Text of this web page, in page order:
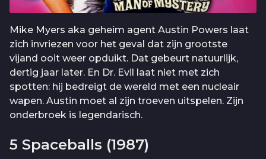
Mike Myers aka geheim agent Austin Powers laat
zich invriezen voor het geval dat zijn grootste
vijand ooit weer opduikt. Dat gebeurt natuurlijk,
dertig jaar later. En Dr. Evil laat niet met zich
spotten: hij bedreigt de wereld met een nucleair
wapen. Austin moet al zijn troeven uitspelen. Zijn
onderbroek is legendarisch.
5 Spaceballs (1987)